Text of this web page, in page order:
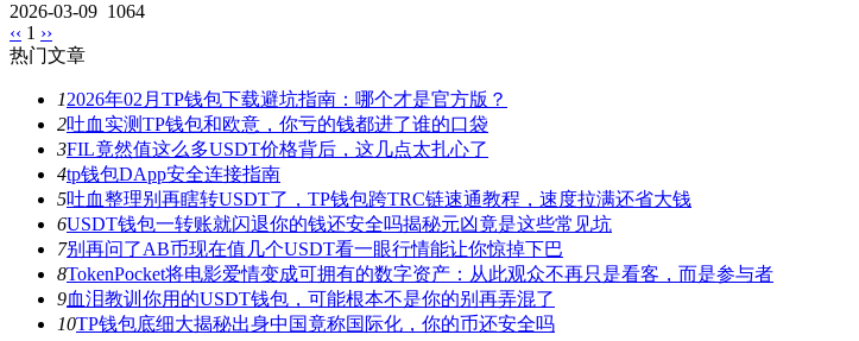
2026-03-09 1064
‹‹ 1 ››
热门文章
12026年02月TP钱包下载避坑指南：哪个才是官方版？
2吐血实测TP钱包和欧意，你亏的钱都进了谁的口袋
3FIL竟然值这么多USDT价格背后，这几点太扎心了
4tp钱包DApp安全连接指南
5吐血整理别再瞎转USDT了，TP钱包跨TRC链速通教程，速度拉满还省大钱
6USDT钱包一转账就闪退你的钱还安全吗揭秘元凶竟是这些常见坑
7别再问了AB币现在值几个USDT看一眼行情能让你惊掉下巴
8TokenPocket将电影爱情变成可拥有的数字资产：从此观众不再只是看客，而是参与者
9血泪教训你用的USDT钱包，可能根本不是你的别再弄混了
10TP钱包底细大揭秘出身中国竟称国际化，你的币还安全吗